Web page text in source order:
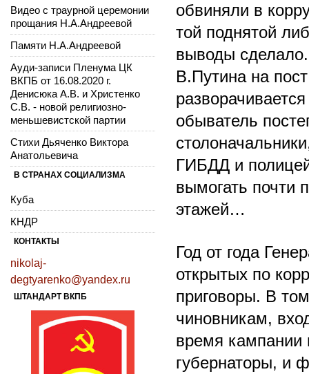
обвиняли в
той поднятой
выводы
В.Путина на
обыватель
ГИБДД и
вымогать почти
этажей…
Год от года
открытых по
приговоры. В
чиновникам,
время кампании
губернаторы, и
Видео с траурной церемонии
прощания Н.А.Андреевой
Памяти Н.А.Андреевой
Ауди-записи Пленума ЦК
ВКПБ от 16.08.2020 г.
Денисюка А.В. и Христенко
С.В. - новой религиозно-
меньшевистской партии
Стихи Дьяченко Виктора
Анатольевича
В СТРАНАХ СОЦИАЛИЗМА
Куба
КНДР
КОНТАКТЫ
nikolaj-
degtyarenko@yandex.ru
ШТАНДАРТ ВКПБ